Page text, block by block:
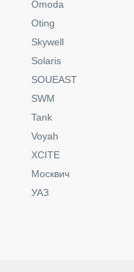
Omoda
Oting
Skywell
Solaris
SOUEAST
SWM
Tank
Voyah
XCITE
Москвич
УАЗ